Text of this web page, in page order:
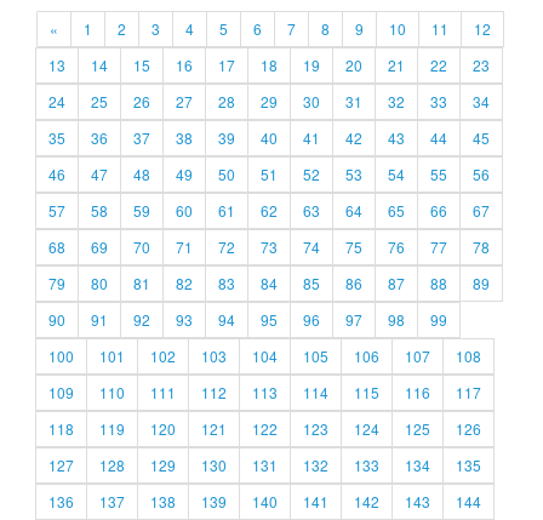
« 1 2 3 4 5 6 7 8 9 10 11
12
13
14 15 16 17 18 19 20 21 22
23
24
25 26 27 28 29 30 31 32 33
34
35
36 37 38 39 40 41 42 43 44
45
46
47 48 49 50 51 52 53 54 55
56
57
58 59 60 61 62 63 64 65 66
67
68
69 70 71 72 73 74 75 76 77
78
79
80 81 82 83 84 85 86 87 88
89
90
91 92 93 94 95 96 97 98
99
100
101 102 103 104 105 106 107
108
109
110 111 112 113 114 115 116
117
118
119 120 121 122 123 124 125
126
127
128 129 130 131 132 133 134
135
136
137 138 139 140 141 142 143
144